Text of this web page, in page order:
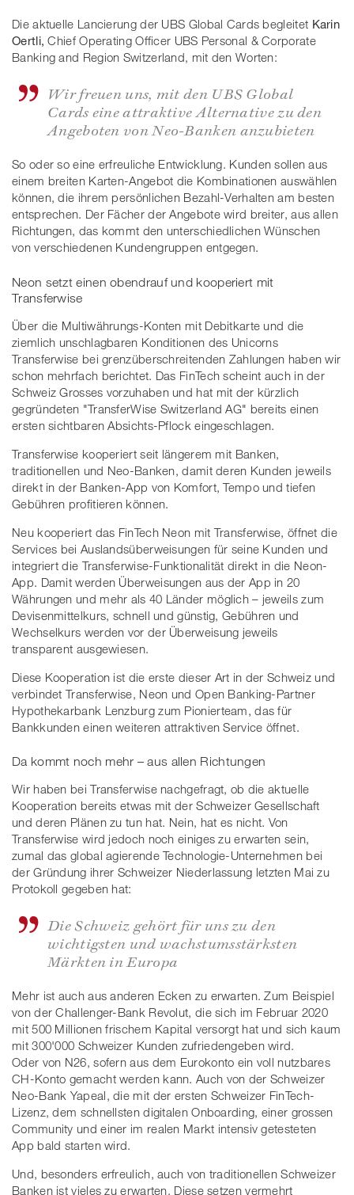
Die aktuelle Lancierung der UBS Global Cards begleitet Karin
Oertli, Chief Operating Officer UBS Personal & Corporate
Banking and Region Switzerland, mit den Worten:
Wir freuen uns, mit den UBS Global
Cards eine attraktive Alternative zu den
Angeboten von Neo-Banken anzubieten
So oder so eine erfreuliche Entwicklung. Kunden sollen aus
einem breiten Karten-Angebot die Kombinationen auswählen
können, die ihrem persönlichen Bezahl-Verhalten am besten
entsprechen. Der Fächer der Angebote wird breiter, aus allen
Richtungen, das kommt den unterschiedlichen Wünschen
von verschiedenen Kundengruppen entgegen.
Neon setzt einen obendrauf und kooperiert mit
Transferwise
Über die Multiwährungs-Konten mit Debitkarte und die
ziemlich unschlagbaren Konditionen des Unicorns
Transferwise bei grenzüberschreitenden Zahlungen haben wir
schon mehrfach berichtet. Das FinTech scheint auch in der
Schweiz Grosses vorzuhaben und hat mit der kürzlich
gegründeten "TransferWise Switzerland AG" bereits einen
ersten sichtbaren Absichts-Pflock eingeschlagen.
Transferwise kooperiert seit längerem mit Banken,
traditionellen und Neo-Banken, damit deren Kunden jeweils
direkt in der Banken-App von Komfort, Tempo und tiefen
Gebühren profitieren können.
Neu kooperiert das FinTech Neon mit Transferwise, öffnet die
Services bei Auslandsüberweisungen für seine Kunden und
integriert die Transferwise-Funktionalität direkt in die Neon-
App. Damit werden Überweisungen aus der App in 20
Währungen und mehr als 40 Länder möglich – jeweils zum
Devisenmittelkurs, schnell und günstig, Gebühren und
Wechselkurs werden vor der Überweisung jeweils
transparent ausgewiesen.
Diese Kooperation ist die erste dieser Art in der Schweiz und
verbindet Transferwise, Neon und Open Banking-Partner
Hypothekarbank Lenzburg zum Pionierteam, das für
Bankkunden einen weiteren attraktiven Service öffnet.
Da kommt noch mehr – aus allen Richtungen
Wir haben bei Transferwise nachgefragt, ob die aktuelle
Kooperation bereits etwas mit der Schweizer Gesellschaft
und deren Plänen zu tun hat. Nein, hat es nicht. Von
Transferwise wird jedoch noch einiges zu erwarten sein,
zumal das global agierende Technologie-Unternehmen bei
der Gründung ihrer Schweizer Niederlassung letzten Mai zu
Protokoll gegeben hat:
Die Schweiz gehört für uns zu den
wichtigsten und wachstumsstärksten
Märkten in Europa
Mehr ist auch aus anderen Ecken zu erwarten. Zum Beispiel
von der Challenger-Bank Revolut, die sich im Februar 2020
mit 500 Millionen frischem Kapital versorgt hat und sich kaum
mit 300'000 Schweizer Kunden zufriedengeben wird.
Oder von N26, sofern aus dem Eurokonto ein voll nutzbares
CH-Konto gemacht werden kann. Auch von der Schweizer
Neo-Bank Yapeal, die mit der ersten Schweizer FinTech-
Lizenz, dem schnellsten digitalen Onboarding, einer grossen
Community und einer im realen Markt intensiv getesteten
App bald starten wird.
Und, besonders erfreulich, auch von traditionellen Schweizer
Banken ist vieles zu erwarten. Diese setzen vermehrt